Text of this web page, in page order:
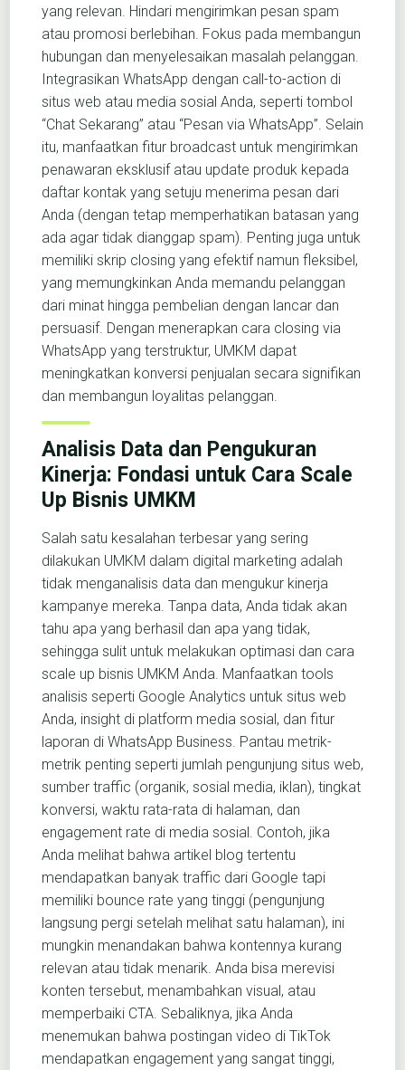
yang relevan. Hindari mengirimkan pesan spam
atau promosi berlebihan. Fokus pada membangun
hubungan dan menyelesaikan masalah pelanggan.
Integrasikan WhatsApp dengan call-to-action di
situs web atau media sosial Anda, seperti tombol
“Chat Sekarang” atau “Pesan via WhatsApp”. Selain
itu, manfaatkan fitur broadcast untuk mengirimkan
penawaran eksklusif atau update produk kepada
daftar kontak yang setuju menerima pesan dari
Anda (dengan tetap memperhatikan batasan yang
ada agar tidak dianggap spam). Penting juga untuk
memiliki skrip closing yang efektif namun fleksibel,
yang memungkinkan Anda memandu pelanggan
dari minat hingga pembelian dengan lancar dan
persuasif. Dengan menerapkan cara closing via
WhatsApp yang terstruktur, UMKM dapat
meningkatkan konversi penjualan secara signifikan
dan membangun loyalitas pelanggan.
Analisis Data dan Pengukuran
Kinerja: Fondasi untuk Cara Scale
Up Bisnis UMKM
Salah satu kesalahan terbesar yang sering
dilakukan UMKM dalam digital marketing adalah
tidak menganalisis data dan mengukur kinerja
kampanye mereka. Tanpa data, Anda tidak akan
tahu apa yang berhasil dan apa yang tidak,
sehingga sulit untuk melakukan optimasi dan cara
scale up bisnis UMKM Anda. Manfaatkan tools
analisis seperti Google Analytics untuk situs web
Anda, insight di platform media sosial, dan fitur
laporan di WhatsApp Business. Pantau metrik-
metrik penting seperti jumlah pengunjung situs web,
sumber traffic (organik, sosial media, iklan), tingkat
konversi, waktu rata-rata di halaman, dan
engagement rate di media sosial. Contoh, jika
Anda melihat bahwa artikel blog tertentu
mendapatkan banyak traffic dari Google tapi
memiliki bounce rate yang tinggi (pengunjung
langsung pergi setelah melihat satu halaman), ini
mungkin menandakan bahwa kontennya kurang
relevan atau tidak menarik. Anda bisa merevisi
konten tersebut, menambahkan visual, atau
memperbaiki CTA. Sebaliknya, jika Anda
menemukan bahwa postingan video di TikTok
mendapatkan engagement yang sangat tinggi,